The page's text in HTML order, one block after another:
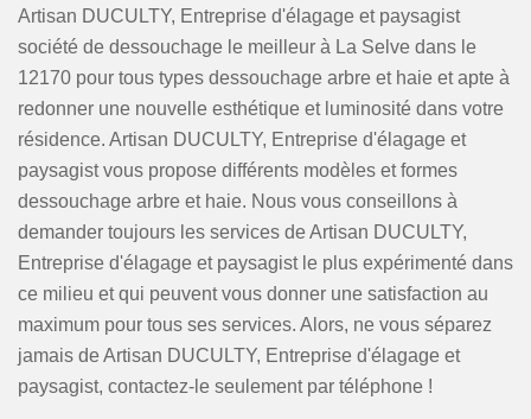
Artisan DUCULTY, Entreprise d'élagage et paysagist
société de dessouchage le meilleur à La Selve dans le
12170 pour tous types dessouchage arbre et haie et apte à
redonner une nouvelle esthétique et luminosité dans votre
résidence. Artisan DUCULTY, Entreprise d'élagage et
paysagist vous propose différents modèles et formes
dessouchage arbre et haie. Nous vous conseillons à
demander toujours les services de Artisan DUCULTY,
Entreprise d'élagage et paysagist le plus expérimenté dans
ce milieu et qui peuvent vous donner une satisfaction au
maximum pour tous ses services. Alors, ne vous séparez
jamais de Artisan DUCULTY, Entreprise d'élagage et
paysagist, contactez-le seulement par téléphone !